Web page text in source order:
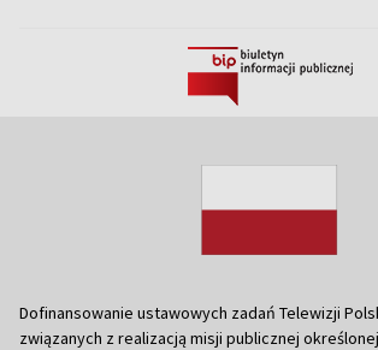
Dofinansowanie ustawowych zadań Telewizji
związanych z realizacją misji publicznej